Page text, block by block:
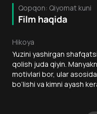
Qopqon: Qiyomat kuni
Film haqida
Hikoya
Yuzini yashirgan
qolish juda qiyin.
motivlari bor, ular
bo‘lishi va kimni ayash